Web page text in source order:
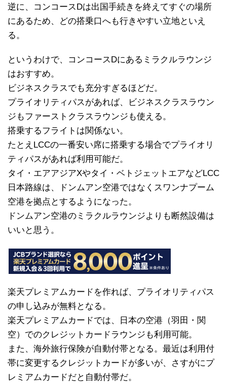
逆に、コンコースDは出国手続きを終えてすぐの場所
にあるため、どの搭乗口へも行きやすい立地といえ
る。
というわけで、コンコースDにあるミラクルラウンジ
はおすすめ。
ビジネスクラスでも充分すぎるほどだ。
プライオリティパスがあれば、ビジネスクラスラウン
ジもファーストクラスラウンジも使える。
搭乗するフライトは関係ない。
たとえLCCの一番安い席に搭乗する場合でプライオリ
ティパスがあれば利用可能だ。
タイ・エアアジアXやタイ・ベトジェットエアなどLCC
日本路線は、ドンムアン空港ではなくスワンナプーム
空港を拠点とするようになった。
ドンムアン空港のミラクルラウンジよりも断然設備は
いいと思う。
楽天プレミアムカードを作れば、プライオリティパス
の申し込みが無料となる。
楽天プレミアムカードでは、日本の空港（羽田・関
空）でのクレジットカードラウンジも利用可能。
また、海外旅行保険が自動付帯となる。最近は利用付
帯に変更するクレジットカードが多いが、さすがにプ
レミアムカードだと自動付帯だ。